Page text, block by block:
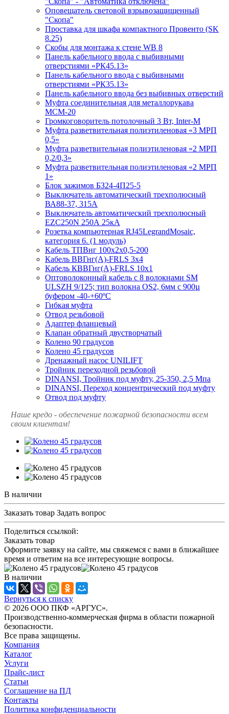
Оповещатель световой взрывозащищенный
"Скопа"
Проставка для шкафа компактного Провенто (SK
8.25)
Скобы для монтажа к стене WB 8
Панель кабельного ввода с выбивными
отверстиями «РК45.13»
Панель кабельного ввода с выбивными
отверстиями «РК35.13»
Панель кабельного ввода без выбивных отверстий
Муфта соединительная для металлорукава
МСМ-20
Громкоговоритель потолочный 3 Вт, Inter-M
Муфта разветвительная полиэтиленовая «3 МРП
0,5»
Муфта разветвительная полиэтиленовая «2 МРП
0,2/0,3»
Муфта разветвительная полиэтиленовая «2 МРП
1»
Блок зажимов БЗ24-4П25-5
Выключатель автоматический трехполюсный
ВА88-37, 315А
Выключатель автоматический трехполюсный
EZC250N 250А 25кА
Розетка компьютерная RJ45LegrandMosaic,
категория 6. (1 модуль)
Кабель ТПВнг 100х2х0,5-200
Кабель ВВГнг(А)-FRLS 3х4
Кабель КВВГнг(А)-FRLS 10х1
Оптоволоконный кабель с 8 волокнами SM
ULSZH 9/125; тип волокна OS2, 6мм с 900µ
буфером -40-+60ºC
Гибкая муфта
Отвод резьбовой
Адаптер фланцевый
Клапан обратный двустворчатый
Колено 90 градусов
Колено 45 градусов
Дренажный насос UNILIFT
Тройник переходной резьбовой
DINANSI, Тройник под муфту, 25-350, 2,5 Мпа
DINANSI, Переход концентрический под муфту
Отвод под муфту
Наше кредо - обеспечение пожарной безопасности всем
своим клиентам!
В наличии
Заказать товар Задать вопрос
Поделиться ссылкой:
Заказать товар
Оформите заявку на сайте, мы свяжемся с вами в ближайшее
время и ответим на все интересующие вопросы.
В наличии
Вернуться к списку
© 2026 ООО ПКФ «АРГУС».
Производственно-коммерческая фирма в области пожарной
безопасности.
Все права защищены.
Компания
Каталог
Услуги
Прайс-лист
Статьи
Соглашение на ПД
Контакты
Политика конфиденциальности